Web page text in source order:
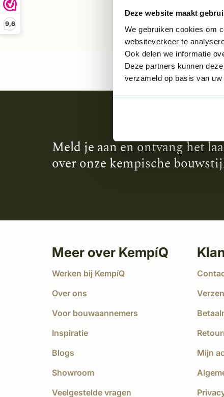
Deze website maakt
We gebruiken cookies om
websiteverkeer te
Ook delen we informatie
Deze partners kunnen
verzameld op basis van
9,6
Meld je aan en ontvang het
over onze kempische
Meer over KempíQ
Werken bij KempíQ
Over ons
Voor bouwaannemers
Inspiratie
Blogs
Showroom
Veelgestelde vragen
Mijn